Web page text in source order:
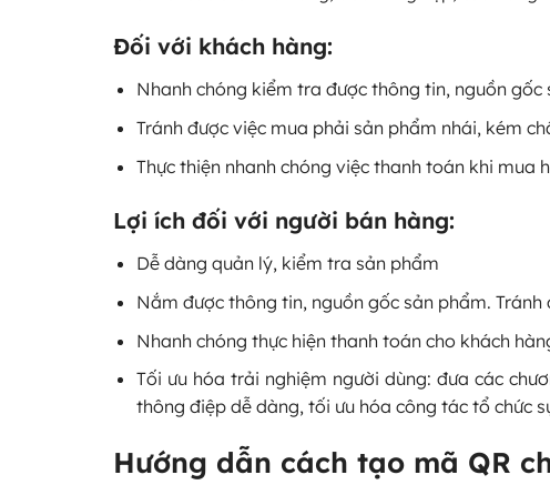
Đối với khách hàng:
Nhanh chóng kiểm tra được thông tin, nguồn gốc
Tránh được việc mua phải sản phẩm nhái, kém
Thực thiện nhanh chóng việc thanh toán khi mua
Lợi ích đối với người bán hàng:
Dễ dàng quản lý, kiểm tra sản phẩm
Nắm được thông tin, nguồn gốc sản phẩm.
Nhanh chóng thực hiện thanh toán cho khách
Tối ưu hóa trải nghiệm người dùng: đưa các
thông điệp dễ dàng, tối ưu hóa công tác tổ chức
Hướng dẫn cách tạo mã QR